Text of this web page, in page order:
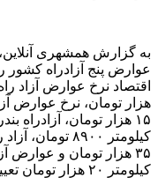
عوارض پنج آزادراه
کیلومتر ۲۰ هزار تومان تعیین شد.